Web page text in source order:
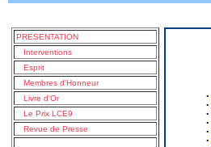
PRESENTATION
Interventions
Esprit
Membres d'Honneur
Livre d'Or
Le Prix LCE9
Revue de Presse
•
•
•
•
•
•